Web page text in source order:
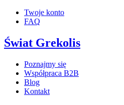
Twoje konto
FAQ
Świat Grekolis
Poznajmy się
Współpraca B2B
Blog
Kontakt